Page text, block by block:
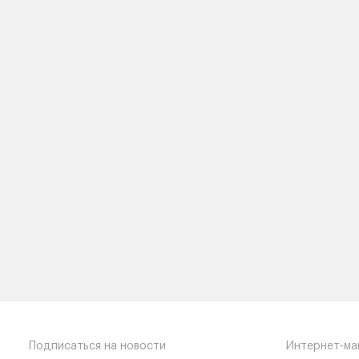
Подписаться на новости Интернет-